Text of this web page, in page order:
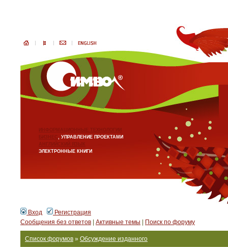
ИНФОРМАЦИОННЫЕ ТЕХНОЛОГИИ
БИЗНЕС, УПРАВЛЕНИЕ ПРОЕКТАМИ
АНГЛИЙСКИЙ ЯЗЫК
ЭЛЕКТРОННЫЕ КНИГИ
Вход
Регистрация
Сообщения без ответов
Активные темы Поиск по форуму
Список форумов » Обсуждение изданного